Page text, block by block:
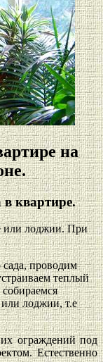
на
в квартире.
или лоджии. При
проводим
теплый
лоджии, т.е
ограждений под
Естественно